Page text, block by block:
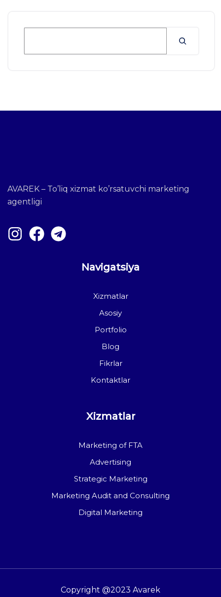
AVAREK – To’liq xizmat ko’rsatuvchi marketing
agentligi
Navigatsiya
Xizmatlar
Asosiy
Portfolio
Blog
Fikrlar
Kontaktlar
Xizmatlar
Marketing of FTA
Advertising
Strategic Marketing
Marketing Audit and Consulting
Digital Marketing
Copyright @2023 Avarek